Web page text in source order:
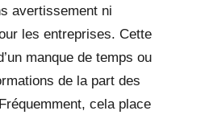
avertissement ni
les entreprises. Cette
manque de temps ou
de la part des
cela place